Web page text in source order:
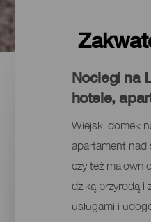
Noclegi na
hotele,
Wiejski domek
apartament nad
czy też
dziką przyrodą i
usługami i